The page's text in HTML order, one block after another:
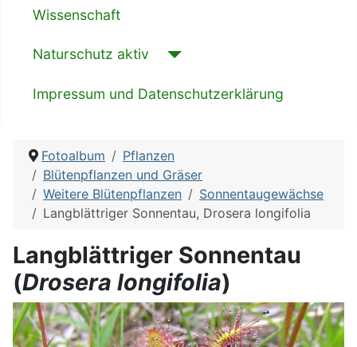
Wissenschaft
Naturschutz aktiv
Impressum und Datenschutzerklärung
Fotoalbum
Pflanzen
Blütenpflanzen und Gräser
Weitere Blütenpflanzen
Sonnentaugewächse
Langblättriger Sonnentau, Drosera longifolia
Langblättriger Sonnentau
(Drosera longifolia)